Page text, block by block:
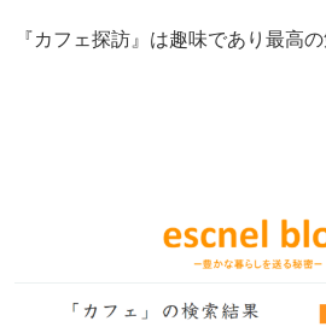
『カフェ探訪』は趣味であり最高の